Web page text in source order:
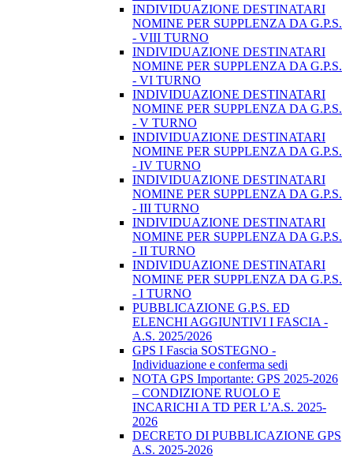
INDIVIDUAZIONE DESTINATARI
NOMINE PER SUPPLENZA DA G.P.S.
- VIII TURNO
INDIVIDUAZIONE DESTINATARI
NOMINE PER SUPPLENZA DA G.P.S.
- VI TURNO
INDIVIDUAZIONE DESTINATARI
NOMINE PER SUPPLENZA DA G.P.S.
- V TURNO
INDIVIDUAZIONE DESTINATARI
NOMINE PER SUPPLENZA DA G.P.S.
- IV TURNO
INDIVIDUAZIONE DESTINATARI
NOMINE PER SUPPLENZA DA G.P.S.
- III TURNO
INDIVIDUAZIONE DESTINATARI
NOMINE PER SUPPLENZA DA G.P.S.
- II TURNO
INDIVIDUAZIONE DESTINATARI
NOMINE PER SUPPLENZA DA G.P.S.
- I TURNO
PUBBLICAZIONE G.P.S. ED
ELENCHI AGGIUNTIVI I FASCIA -
A.S. 2025/2026
GPS I Fascia SOSTEGNO -
Individuazione e conferma sedi
NOTA GPS Importante: GPS 2025-2026
– CONDIZIONE RUOLO E
INCARICHI A TD PER L’A.S. 2025-
2026
DECRETO DI PUBBLICAZIONE GPS
A.S. 2025-2026